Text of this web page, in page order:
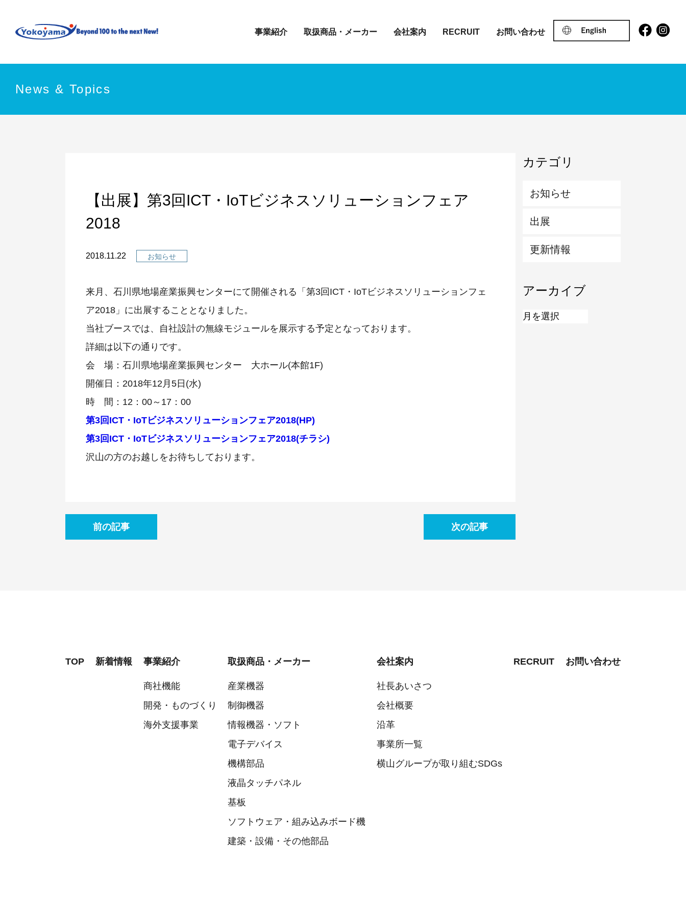
事業紹介 取扱商品・メーカー 会社案内 RECRUIT お問い合わせ
News & Topics
【出展】第3回ICT・IoTビジネスソリューションフェア
2018
2018.11.22 お知らせ
来月、石川県地場産業振興センターにて開催される「第3回ICT・IoTビジネスソリューションフェ
ア2018」に出展することとなりました。
当社ブースでは、自社設計の無線モジュールを展示する予定となっております。
詳細は以下の通りです。
会 場：石川県地場産業振興センター 大ホール(本館1F)
開催日：2018年12月5日(水)
時 間：12：00～17：00
第3回ICT・IoTビジネスソリューションフェア2018(HP)
第3回ICT・IoTビジネスソリューションフェア2018(チラシ)
沢山の方のお越しをお待ちしております。
前の記事 次の記事
カテゴリ
お知らせ
出展
更新情報
アーカイブ
TOP 新着情報 事業紹介
商社機能
開発・ものづくり
海外支援事業
取扱商品・メーカー
産業機器
制御機器
情報機器・ソフト
電子デバイス
機構部品
液晶タッチパネル
基板
ソフトウェア・組み込みボード機
建築・設備・その他部品
会社案内
社長あいさつ
会社概要
沿革
事業所一覧
横山グループが取り組むSDGs
RECRUIT お問い合わせ